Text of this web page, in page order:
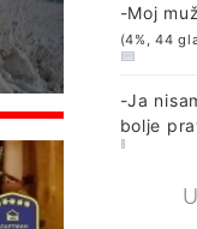
-Moj
(4%, 44
-Ja
bolje